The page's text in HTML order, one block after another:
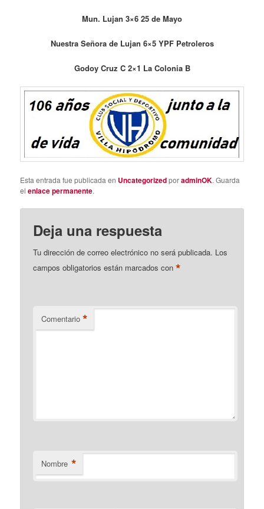
Mun. Lujan 3×6 25 de Mayo
Nuestra Señora de Lujan 6×5 YPF Petroleros
Godoy Cruz C 2×1 La Colonia B
Esta entrada fue publicada en UncategorizedporadminOK. Guarda
elenlace permanente.
Deja una respuesta
Tu dirección de correo electrónico no será publicada. Los
campos obligatorios están marcados con*
Comentario *
Nombre *